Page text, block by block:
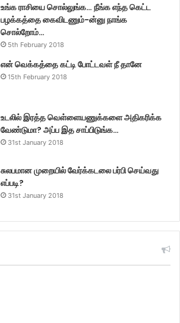
உங்க ராசியை சொல்லுங்க… நீங்க எந்த கெட்ட
பழக்கத்தை கைவிடணும்-ன்னு நாங்க
சொல்றோம்…
5th February 2018
என் வெக்கத்தை கட்டி போட்டவள் நீ தானே
15th February 2018
உடலில் இரத்த வெள்ளையணுக்களை அதிகரிக்க
வேண்டுமா? அப்ப இத சாப்பிடுங்க…
31st January 2018
சுலபமான முறையில் வேர்க்கடலை பர்பி செய்வது
எப்படி?
31st January 2018